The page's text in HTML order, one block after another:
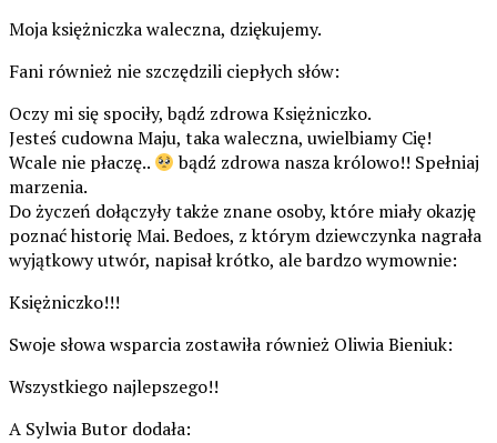
Moja księżniczka waleczna, dziękujemy.
Fani również nie szczędzili ciepłych słów:
Oczy mi się spociły, bądź zdrowa Księżniczko.
Jesteś cudowna Maju, taka waleczna, uwielbiamy Cię!
Wcale nie płaczę..
bądź zdrowa nasza królowo!! Spełniaj
marzenia.
Do życzeń dołączyły także znane osoby, które miały okazję
poznać historię Mai. Bedoes, z którym dziewczynka nagrała
wyjątkowy utwór, napisał krótko, ale bardzo wymownie:
Księżniczko!!!
Swoje słowa wsparcia zostawiła również Oliwia Bieniuk:
Wszystkiego najlepszego!!
A Sylwia Butor dodała: